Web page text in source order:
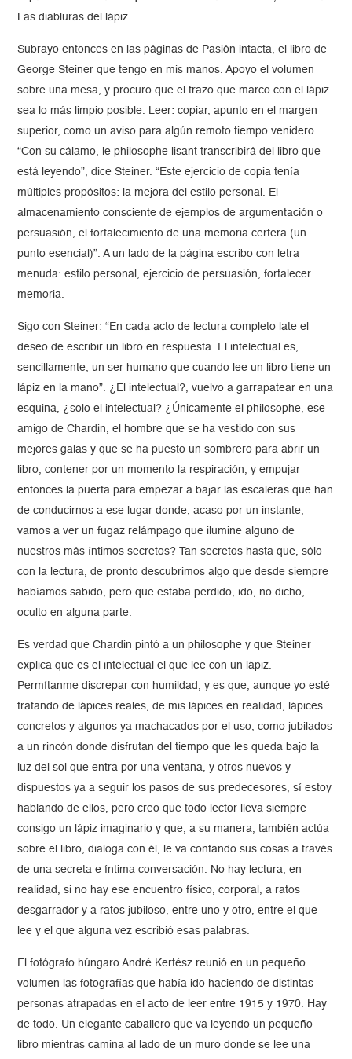
Las diabluras del lápiz.
Subrayo entonces en las páginas de Pasión intacta, el libro de
George Steiner que tengo en mis manos. Apoyo el volumen
sobre una mesa, y procuro que el trazo que marco con el lápiz
sea lo más limpio posible. Leer: copiar, apunto en el margen
superior, como un aviso para algún remoto tiempo venidero.
“Con su cálamo, le philosophe lisant transcribirá del libro que
está leyendo”, dice Steiner. “Este ejercicio de copia tenía
múltiples propósitos: la mejora del estilo personal. El
almacenamiento consciente de ejemplos de argumentación o
persuasión, el fortalecimiento de una memoria certera (un
punto esencial)”. A un lado de la página escribo con letra
menuda: estilo personal, ejercicio de persuasión, fortalecer
memoria.
Sigo con Steiner: “En cada acto de lectura completo late el
deseo de escribir un libro en respuesta. El intelectual es,
sencillamente, un ser humano que cuando lee un libro tiene un
lápiz en la mano”. ¿El intelectual?, vuelvo a garrapatear en una
esquina, ¿solo el intelectual? ¿Únicamente el philosophe, ese
amigo de Chardin, el hombre que se ha vestido con sus
mejores galas y que se ha puesto un sombrero para abrir un
libro, contener por un momento la respiración, y empujar
entonces la puerta para empezar a bajar las escaleras que han
de conducirnos a ese lugar donde, acaso por un instante,
vamos a ver un fugaz relámpago que ilumine alguno de
nuestros más íntimos secretos? Tan secretos hasta que, sólo
con la lectura, de pronto descubrimos algo que desde siempre
habíamos sabido, pero que estaba perdido, ido, no dicho,
oculto en alguna parte.
Es verdad que Chardin pintó a un philosophe y que Steiner
explica que es el intelectual el que lee con un lápiz.
Permítanme discrepar con humildad, y es que, aunque yo esté
tratando de lápices reales, de mis lápices en realidad, lápices
concretos y algunos ya machacados por el uso, como jubilados
a un rincón donde disfrutan del tiempo que les queda bajo la
luz del sol que entra por una ventana, y otros nuevos y
dispuestos ya a seguir los pasos de sus predecesores, sí estoy
hablando de ellos, pero creo que todo lector lleva siempre
consigo un lápiz imaginario y que, a su manera, también actúa
sobre el libro, dialoga con él, le va contando sus cosas a través
de una secreta e íntima conversación. No hay lectura, en
realidad, si no hay ese encuentro físico, corporal, a ratos
desgarrador y a ratos jubiloso, entre uno y otro, entre el que
lee y el que alguna vez escribió esas palabras.
El fotógrafo húngaro André Kertész reunió en un pequeño
volumen las fotografías que había ido haciendo de distintas
personas atrapadas en el acto de leer entre 1915 y 1970. Hay
de todo. Un elegante caballero que va leyendo un pequeño
libro mientras camina al lado de un muro donde se lee una